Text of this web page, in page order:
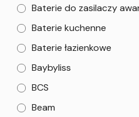
Baterie do zasilaczy
Baterie kuchenne
Baterie łazienkowe
Baybyliss
BCS
Beam